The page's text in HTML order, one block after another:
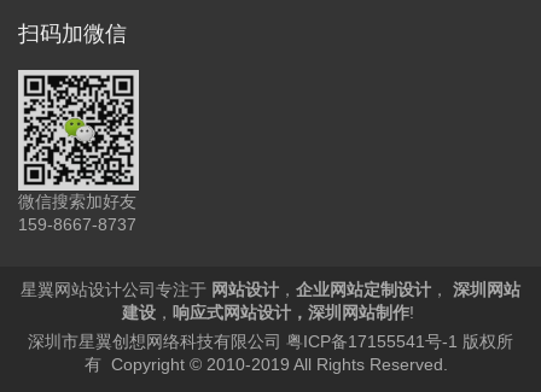
扫码加微信
微信搜索加好友
159-8667-8737
星翼网站设计公司专注于 网站设计 ， 企业网站定制设计 ，
深圳网站
建设 ， 响应式网站设计 ， 深圳网站制作!
深圳市星翼创想网络科技有限公司 粤ICP备17155541号-1 版权所
有 Copyright © 2010-2019 All Rights Reserved.